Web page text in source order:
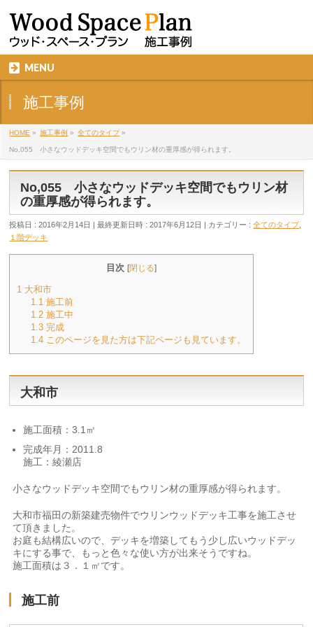
MENU
施工事例
HOME » 施工事例 » 全てのタイプ»
No,055 小さなウッドデッキ空間でもウリン材の重厚感が得られます。
No,055 小さなウッドデッキ空間でもウリン材
の重厚感が得られます。
投稿日 : 2016年2月14日 最終更新日時 : 2017年6月12日 カテゴリー :全てのタイプ,
１階デッキ
目次 [閉じる]
1 大和市
1.1 施工前
1.2 施工中
1.3 完成
1.4 このページを見た方は下記ページも見ています。
大和市
施工面積：3.1㎡
完成年月：2011.8
施工：綾瀬店
小さなウッドデッキ空間でもウリン材の重厚感が得られます。
大和市福田の新築建売物件でウリンウッドデッキ工事を施工させ
て頂きました。
お庭も結構広いので、デッキを増築してもう少し広いウッドデッ
キにする事で、もっと色々な使い方が出来そうですね。
施工面積は３．１㎡です。
施工前